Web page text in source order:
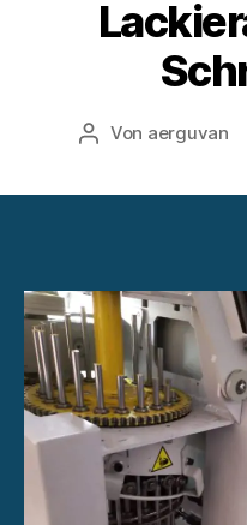
Beitragsautor
Von aerguvan